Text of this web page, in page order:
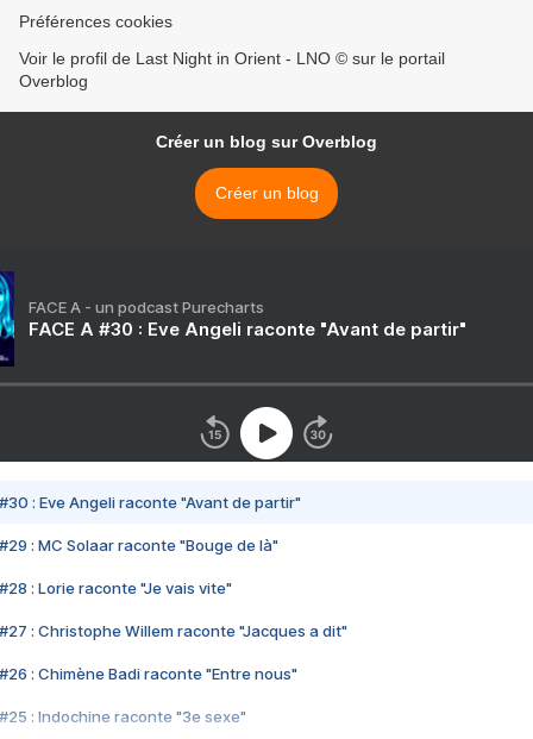
Préférences cookies
Voir le profil de Last Night in Orient - LNO © sur le portail
Overblog
Créer un blog sur Overblog
Créer un blog
FACE A - un podcast Purecharts
FACE A #30 : Eve Angeli raconte "Avant de partir"
#30 : Eve Angeli raconte "Avant de partir"
#29 : MC Solaar raconte "Bouge de là"
#28 : Lorie raconte "Je vais vite"
#27 : Christophe Willem raconte "Jacques a dit"
#26 : Chimène Badi raconte "Entre nous"
#25 : Indochine raconte "3e sexe"